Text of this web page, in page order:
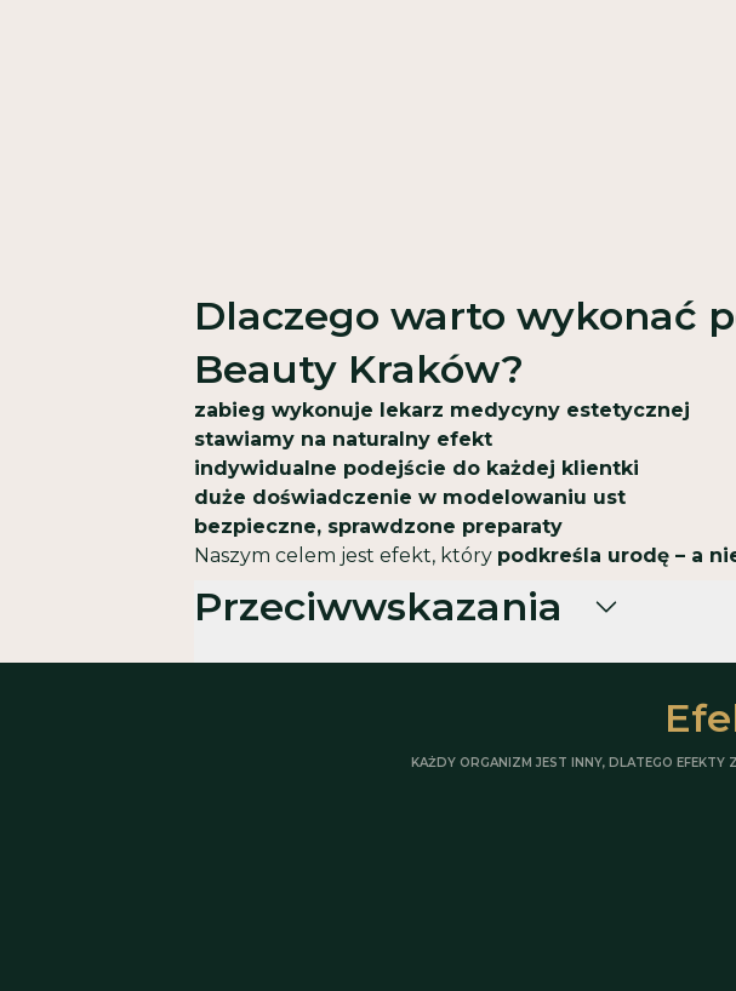
Dlaczego warto wykonać
Beauty Kraków?
zabieg wykonuje lekarz medycyny estetycznej
stawiamy na naturalny efekt
indywidualne podejście do każdej klientki
duże doświadczenie w modelowaniu ust
bezpieczne, sprawdzone preparaty
Naszym celem jest efekt, który podkreśla urodę – a
Przeciwwskazania
KAŻDY ORGANIZM JEST INNY, DLATEGO